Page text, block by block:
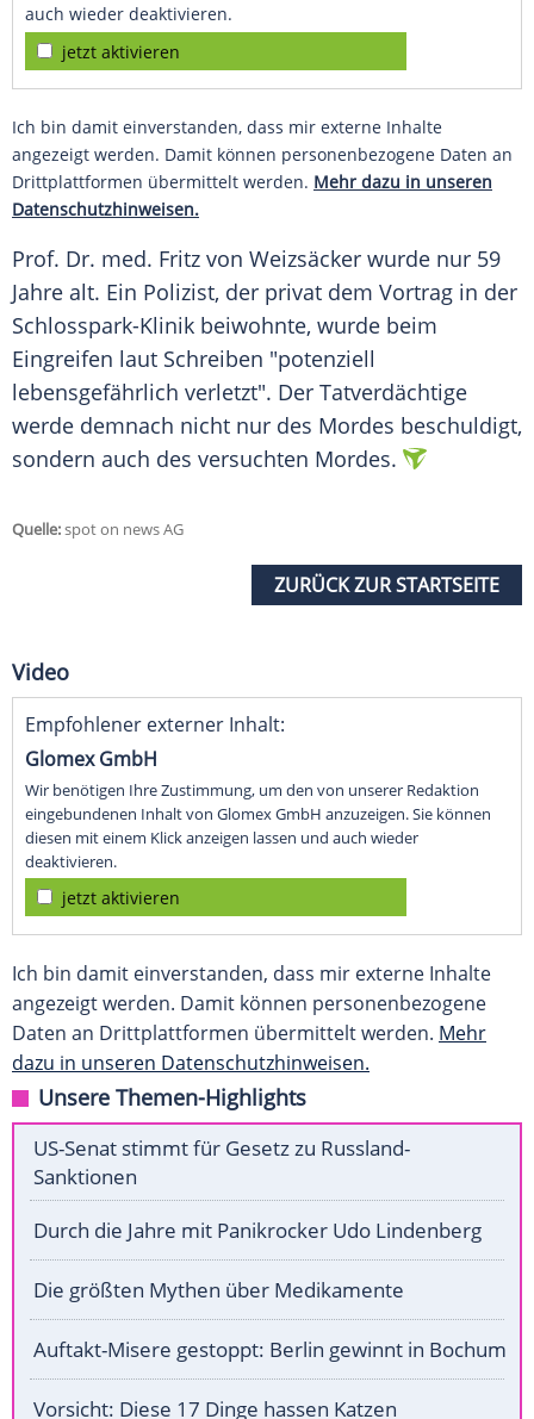
auch wieder deaktivieren.
jetzt aktivieren
Ich bin damit einverstanden, dass mir externe Inhalte
angezeigt werden. Damit können personenbezogene Daten an
Drittplattformen übermittelt werden. Mehr dazu in unseren
Datenschutzhinweisen.
Prof. Dr. med. Fritz von Weizsäcker wurde nur 59
Jahre alt. Ein Polizist, der privat dem Vortrag in der
Schlosspark-Klinik beiwohnte, wurde beim
Eingreifen laut Schreiben "potenziell
lebensgefährlich verletzt". Der Tatverdächtige
werde demnach nicht nur des Mordes beschuldigt,
sondern auch des versuchten Mordes.
Quelle:spot on news AG
ZURÜCK ZUR STARTSEITE
Video
Empfohlener externer Inhalt:
Glomex GmbH
Wir benötigen Ihre Zustimmung, um den von unserer Redaktion
eingebundenen Inhalt von Glomex GmbH anzuzeigen. Sie können
diesen mit einem Klick anzeigen lassen und auch wieder
deaktivieren.
jetzt aktivieren
Ich bin damit einverstanden, dass mir externe Inhalte
angezeigt werden. Damit können personenbezogene
Daten an Drittplattformen übermittelt werden. Mehr
dazu in unseren Datenschutzhinweisen.
Unsere Themen-Highlights
US-Senat stimmt für Gesetz zu Russland-
Sanktionen
Durch die Jahre mit Panikrocker Udo Lindenberg
Die größten Mythen über Medikamente
Auftakt-Misere gestoppt: Berlin gewinnt in Bochum
Vorsicht: Diese 17 Dinge hassen Katzen